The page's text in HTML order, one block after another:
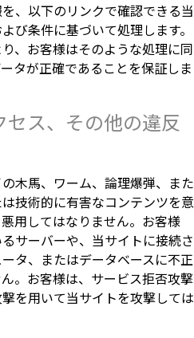
、以下のリンクで確認できる当
び条件に基づいて処理します。
、お客様はそのような処理に同
タが正確であることを保証しま
ス、その他の違反
木馬、ワーム、論理爆弾、また
技術的に有害なコンテンツを意
用してはなりません。お客様
サーバーや、当サイトに接続さ
タ、またはデータベースに不正
。お客様は、サービス拒否攻撃
を用いて当サイトを攻撃しては